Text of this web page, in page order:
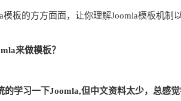
模板的方方面面，让你理解Joomla模板机
来做模板？
学习一下Joomla,但中文资料太少，总感觉